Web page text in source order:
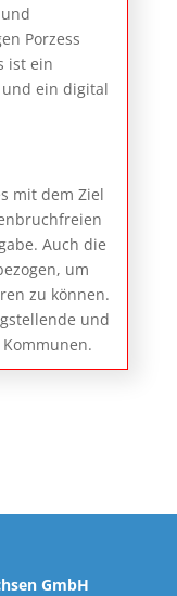
Porzess
ist ein
ein digital
mit dem Ziel
Auch die
um
zu können.
und
GmbH